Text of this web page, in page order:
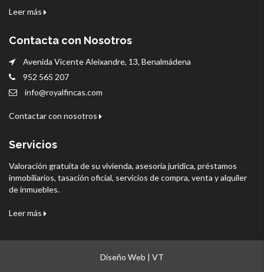
Leer más
Contacta con Nosotros
Avenida Vicente Aleixandre, 13, Benalmádena
952 565 207
info@royalfincas.com
Contactar con nosotros
Servicios
Valoración gratuita de su vivienda, asesoría jurídica, préstamos
inmobiliarios, tasación oficial, servicios de compra, venta y alquiler
de inmuebles.
Leer más
Diseño Web | VT